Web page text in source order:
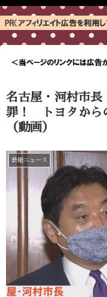
名古屋・河村市長
罪！ トヨタから
（動画）
芸能ニュース